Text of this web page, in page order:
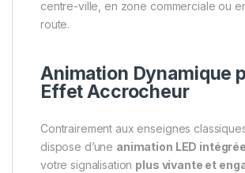
centre-ville, en zone commerciale ou
route.
Animation Dynamique
Effet Accrocheur
Contrairement aux enseignes
dispose d’une animation LED intégrée
votre signalisation plus vivante et